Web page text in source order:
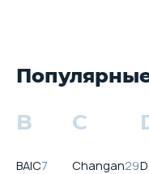
B
BAIC7
C
Changan29